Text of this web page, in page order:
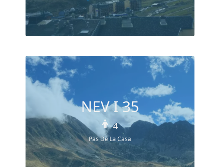
NEV I 35
4
Pas De La Casa